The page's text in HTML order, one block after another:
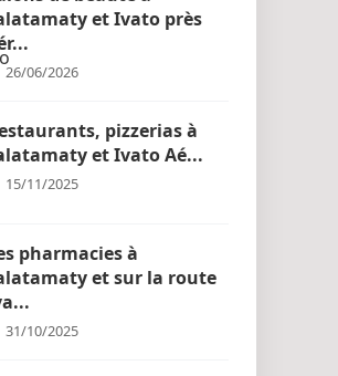
et Ivato près
26/06/2026
pizzerias à
et Ivato Aé...
15/11/2025
pharmacies à
et sur la route
31/10/2025